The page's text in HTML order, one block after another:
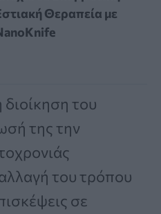
Θεραπεία με
διοίκηση του
της την
του τρόπου
σε